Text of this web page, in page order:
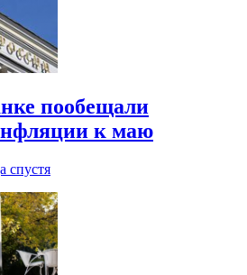
пообещали
к маю
спустя